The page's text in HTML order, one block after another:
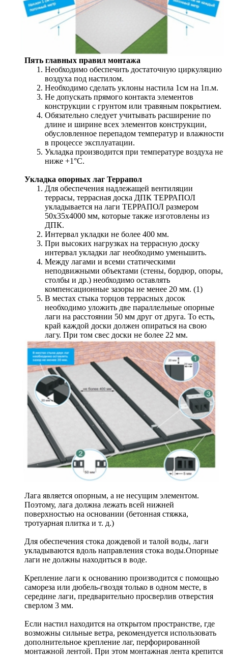
Пять главных правил монтажа
Необходимо обеспечить достаточную циркуляцию
воздуха под настилом.
Необходимо сделать уклоны настила 1см на 1п.м.
Не допускать прямого контакта элементов
конструкции с грунтом или травяным покрытием.
Обязательно следует учитывать расширение по
длине и ширине всех элементов конструкции,
обусловленное перепадом температур и влажности
в процессе эксплуатации.
Укладка производится при температуре воздуха не
ниже +1°С.
Укладка опорных лаг Террапол
Для обеспечения надлежащей вентиляции
террасы, террасная доска ДПК ТЕРРАПОЛ
укладывается на лаги ТЕРРАПОЛ размером
50х35х4000 мм, которые также изготовлены из
ДПК.
Интервал укладки не более 400 мм.
При высоких нагрузках на террасную доску
интервал укладки лаг необходимо уменьшить.
Между лагами и всеми статическими
неподвижными объектами (стены, бордюр, опоры,
столбы и др.) необходимо оставлять
компенсационные зазоры не менее 20 мм. (1)
В местах стыка торцов террасных досок
необходимо уложить две параллельные опорные
лаги на расстоянии 50 мм друг от друга. То есть,
край каждой доски должен опираться на свою
лагу. При том свес доски не более 22 мм.
Лага является опорным, а не несущим элементом.
Поэтому, лага должна лежать всей нижней
поверхностью на основании (бетонная стяжка,
тротуарная плитка и т. д.)
Для обеспечения стока дождевой и талой воды, лаги
укладываются вдоль направления стока воды.Опорные
лаги не должны находиться в воде.
Крепление лаги к основанию производится с помощью
самореза или дюбель-гвоздя только в одном месте, в
середине лаги, предварительно просверлив отверстия
сверлом 3 мм.
Если настил находится на открытом пространстве, где
возможны сильные ветра, рекомендуется использовать
дополнительное крепление лаг, перфорированной
монтажной лентой. При этом монтажная лента крепится